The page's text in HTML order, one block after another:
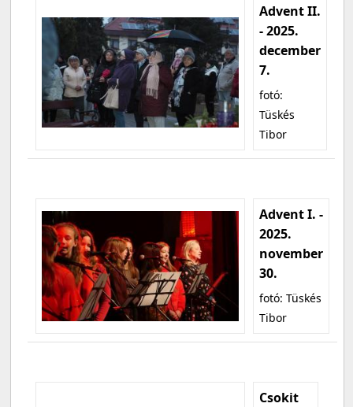
Advent II.
- 2025.
december
7.
fotó:
Tüskés
Tibor
Advent I. -
2025.
november
30.
fotó: Tüskés
Tibor
Csokit